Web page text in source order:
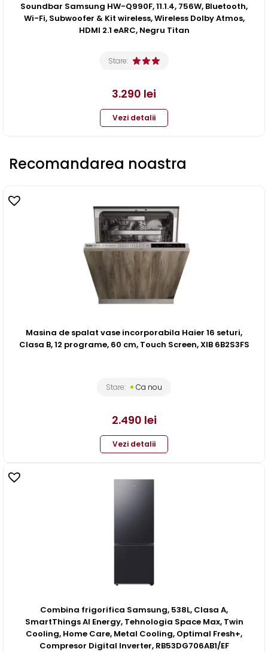
Soundbar Samsung HW-Q990F, 11.1.4, 756W, Bluetooth,
Wi-Fi, Subwoofer & Kit wireless, Wireless Dolby Atmos,
HDMI 2.1 eARC, Negru Titan
Stare:
3.290 lei
Vezi detalii
Recomandarea noastra
Masina de spalat vase incorporabila Haier 16 seturi,
Clasa B, 12 programe, 60 cm, Touch Screen, XIB 6B2S3FS
Stare: Ca nou
2.490 lei
Vezi detalii
Combina frigorifica Samsung, 538L, Clasa A,
SmartThings AI Energy, Tehnologia Space Max, Twin
Cooling, Home Care, Metal Cooling, Optimal Fresh+,
Compresor Digital Inverter, RB53DG706AB1/EF